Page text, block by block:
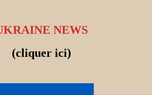
NEWS
(cliquer ici)